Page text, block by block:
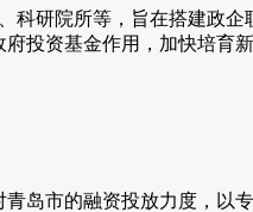
科研院所等，旨在搭建政
投资基金作用，加快培育
岛市的融资投放力度，以